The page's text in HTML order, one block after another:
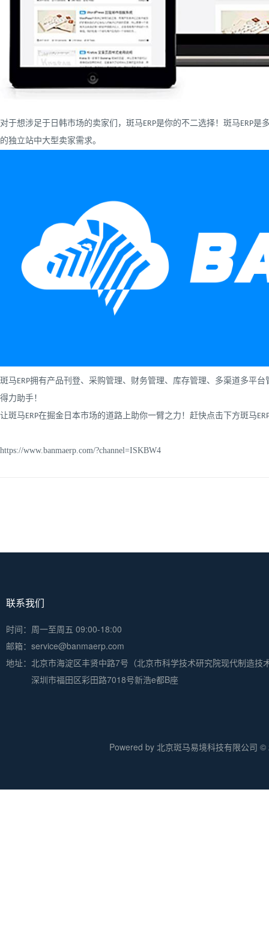
对于想涉足于日韩市场的卖家们，斑马ERP是你的不二选择！斑马ERP
的独立站中大型卖家需求。
斑马ERP拥有产品刊登、采购管理、财务管理、库存管理、多渠道多平
得力助手！
让斑马ERP在掘金日本市场的道路上助你一臂之力！赶快点击下方斑马
https://www.banmaerp.com/?channel=ISKBW4
联系我们
时间：周一至周五 09:00-18:00
邮箱：service@banmaerp.com
地址： 北京市海淀区丰贤中路7号（北京市科学技术研究院现代制造技
深圳市福田区彩田路7018号新浩e都B座
Powered by 北京斑马易境科技有限公司